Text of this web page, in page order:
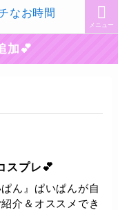
メニュー
💕
スプレ💕
ぱん』ぱいぱんが自
介＆オススメでき